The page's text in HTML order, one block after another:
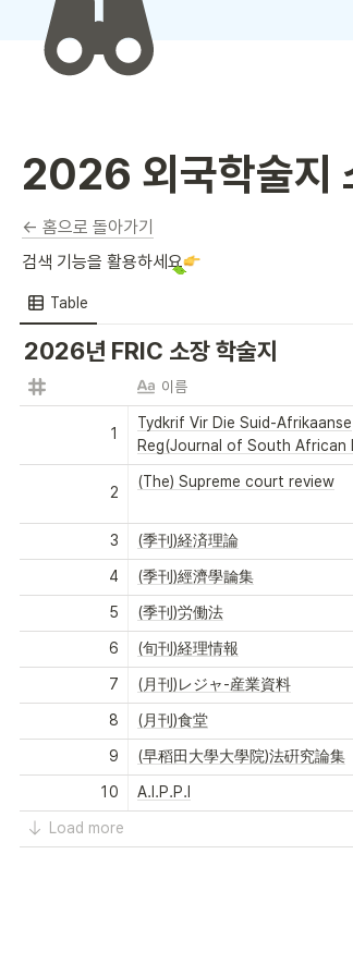
2026 외국학술지
← 홈으로 돌아가기
검색 기능을 활용하세요
Table
2026년 FRIC 소장 학술지
이름
1
Tydkrif Vir Die Suid-Afrikaanse
Reg(Journal of South African
2
(The) Supreme court review
3 (季刊)経済理論
4
(季刊)經濟學論集
5 (季刊)労働法
6
(旬刊)経理情報
7
(月刊)レジャ-産業資料
8 (月刊)食堂
9 (早稻田大學大學院)法硏究論集
10 A.I.P.P.I
Load more